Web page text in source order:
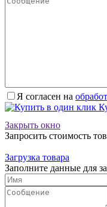
Я согласен на
Закрыть окно
Запросить стоимость
Загрузка товара
Заполните данные для